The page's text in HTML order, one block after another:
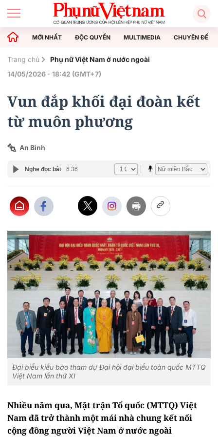
MỚI NHẤT ĐỘC QUYỀN MULTIMEDIA CHUYÊN ĐỀ
Trang chủ
Phụ nữ Việt Nam ở nước ngoài
14/05/2026 - 18:42 (GMT+7)
Vun đắp khối đại đoàn kết
từ muôn phương
An Bình
Nghe đọc bài 6:36
Đại biểu kiều bào tham dự Đại hội đại biểu toàn quốc MTTQ
Việt Nam lần thứ XI
Nhiều năm qua, Mặt trận Tổ quốc (MTTQ) Việt
Nam đã trở thành một mái nhà chung kết nối
cộng đồng người Việt Nam ở nước ngoài